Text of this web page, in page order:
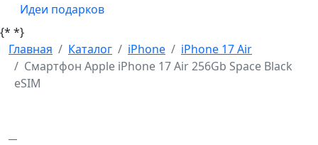
Идеи подарков
{* *}
Главная
Каталог iPhone
iPhone 17 Air
Смартфон Apple iPhone 17 Air 256Gb Space Black
eSIM